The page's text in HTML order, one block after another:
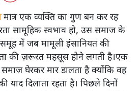
मात्र एक व्यक्ति का गुण बन कर रह
सामूहिक स्वभाव हो, उस समाज के
में जब मामूली इंसानियत की
की ज़रूरत महसूस होने लगती है।एक
घेरकर मार डालता है क्योंकि वह
दिलाता रहता है। पिछले दिनों